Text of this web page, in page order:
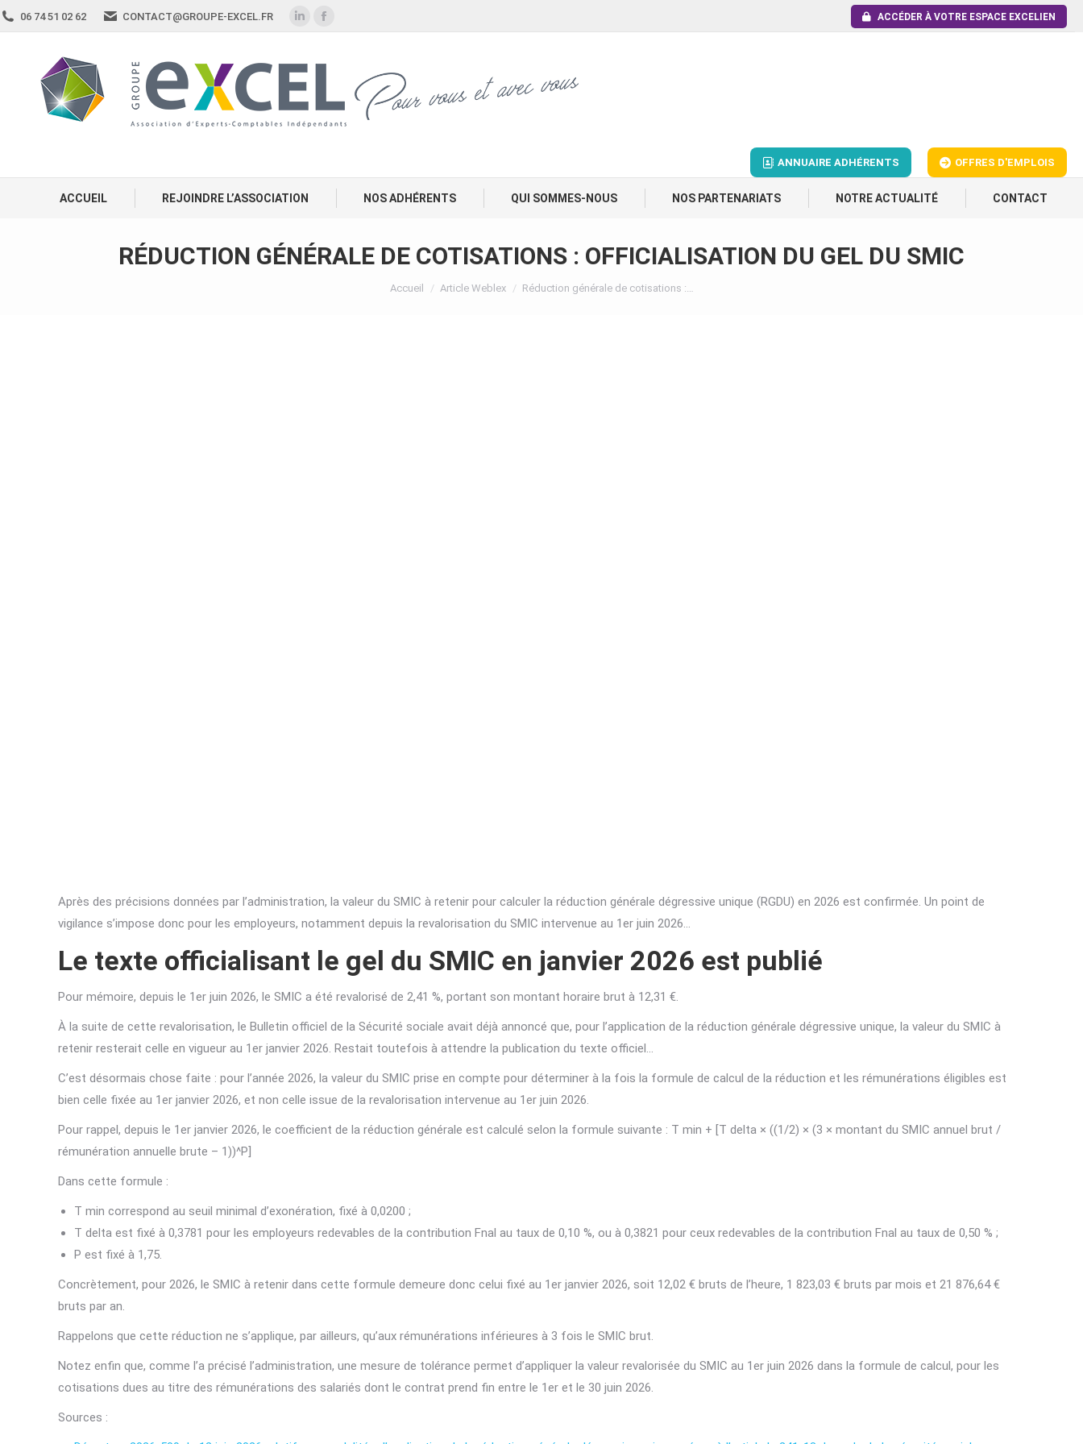
06 74 51 02 62 CONTACT@GROUPE-EXCEL.FR ACCÉDER À VOTRE ESPACE EXCELIEN
ANNUAIRE ADHÉRENTS OFFRES D'EMPLOIS
ACCUEIL REJOINDRE L’ASSOCIATION NOS ADHÉRENTS QUI SOMMES-NOUS NOS PARTENARIATS NOTRE ACTUALITÉ CONTACT
RÉDUCTION GÉNÉRALE DE COTISATIONS : OFFICIALISATION DU GEL DU SMIC
Vous êtes ici :
Accueil Article Weblex Réduction générale de cotisations :…
Après des précisions données par l’administration, la valeur du SMIC à retenir pour calculer la réduction générale dégressive unique (RGDU) en 2026 est confirmée. Un point de
vigilance s’impose donc pour les employeurs, notamment depuis la revalorisation du SMIC intervenue au 1er juin 2026…
Le texte officialisant le gel du SMIC en janvier 2026 est publié
Pour mémoire, depuis le 1er juin 2026, le SMIC a été revalorisé de 2,41 %, portant son montant horaire brut à 12,31 €.
À la suite de cette revalorisation, le Bulletin officiel de la Sécurité sociale avait déjà annoncé que, pour l’application de la réduction générale dégressive unique, la valeur du SMIC à
retenir resterait celle en vigueur au 1er janvier 2026. Restait toutefois à attendre la publication du texte officiel…
C’est désormais chose faite : pour l’année 2026, la valeur du SMIC prise en compte pour déterminer à la fois la formule de calcul de la réduction et les rémunérations éligibles est
bien celle fixée au 1er janvier 2026, et non celle issue de la revalorisation intervenue au 1er juin 2026.
Pour rappel, depuis le 1er janvier 2026, le coefficient de la réduction générale est calculé selon la formule suivante : T min + [T delta × ((1/2) × (3 × montant du SMIC annuel brut /
rémunération annuelle brute – 1))^P]
Dans cette formule :
T min correspond au seuil minimal d’exonération, fixé à 0,0200 ;
T delta est fixé à 0,3781 pour les employeurs redevables de la contribution Fnal au taux de 0,10 %, ou à 0,3821 pour ceux redevables de la contribution Fnal au taux de 0,50 % ;
P est fixé à 1,75.
Concrètement, pour 2026, le SMIC à retenir dans cette formule demeure donc celui fixé au 1er janvier 2026, soit 12,02 € bruts de l’heure, 1 823,03 € bruts par mois et 21 876,64 €
bruts par an.
Rappelons que cette réduction ne s’applique, par ailleurs, qu’aux rémunérations inférieures à 3 fois le SMIC brut.
Notez enfin que, comme l’a précisé l’administration, une mesure de tolérance permet d’appliquer la valeur revalorisée du SMIC au 1er juin 2026 dans la formule de calcul, pour les
cotisations dues au titre des rémunérations des salariés dont le contrat prend fin entre le 1er et le 30 juin 2026.
Sources :